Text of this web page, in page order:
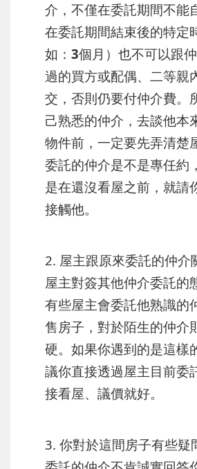
介，不僅在委託期間不能
在委託期間結束後的特定
如： 3個月 ）也不可以跟
過的買方或配偶、二等親
交，否則仍要付仲介費。
己熟悉的仲介，去談他本
物件前，一定要先弄清楚
委託的仲介是不是專任約
是在還沒看屋之前，就請
接觸他。
2. 屋主跟原來委託的仲介
屋主對簽其他仲介委託的
有些屋主會委託他熟識的
售房子，對於陌生的仲介
硬。如果你遇到的是這樣
議你直接透過屋主目前委
接看屋、議價就好。
3. 你對於這間房子有些疑